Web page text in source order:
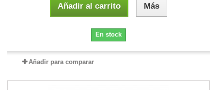
Añadir al carrito Más
En stock
Añadir para comparar